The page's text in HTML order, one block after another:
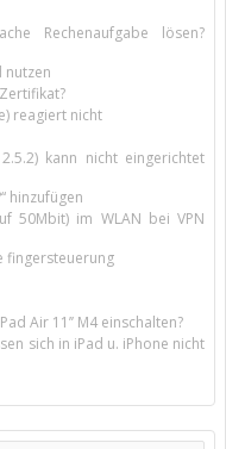
Rechenaufgabe lösen?
nutzen
reagiert nicht
kann nicht eingerichtet
hinzufügen
50Mbit) im WLAN bei VPN
fingersteuerung
Air 11’’ M4 einschalten?
sich in iPad u. iPhone nicht